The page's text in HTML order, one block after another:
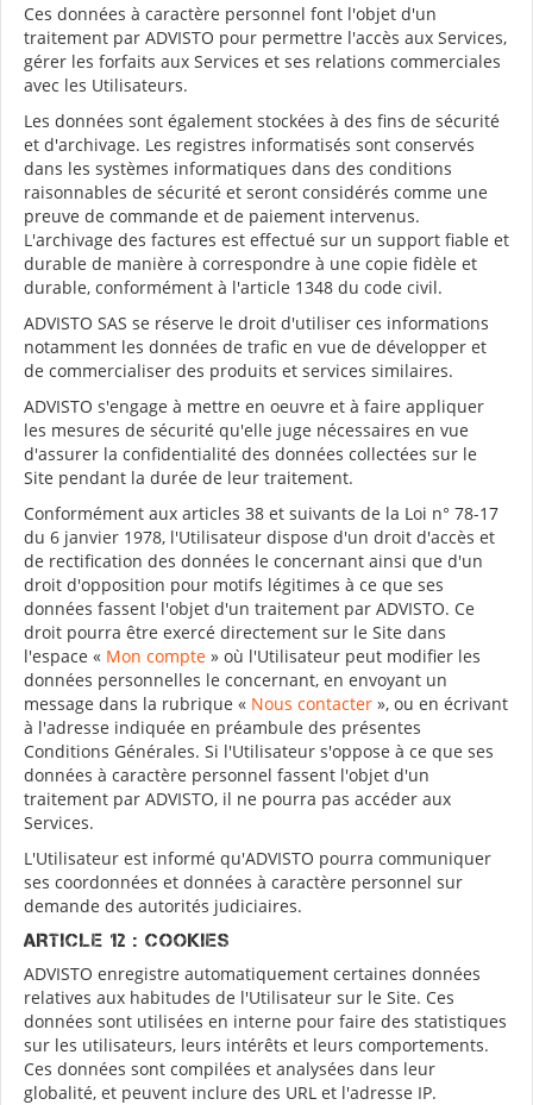
Ces données à caractère personnel font l'objet d'un
traitement par ADVISTO pour permettre l'accès aux Services,
gérer les forfaits aux Services et ses relations commerciales
avec les Utilisateurs.
Les données sont également stockées à des fins de sécurité
et d'archivage. Les registres informatisés sont conservés
dans les systèmes informatiques dans des conditions
raisonnables de sécurité et seront considérés comme une
preuve de commande et de paiement intervenus.
L'archivage des factures est effectué sur un support fiable et
durable de manière à correspondre à une copie fidèle et
durable, conformément à l'article 1348 du code civil.
ADVISTO SAS se réserve le droit d'utiliser ces informations
notamment les données de trafic en vue de développer et
de commercialiser des produits et services similaires.
ADVISTO s'engage à mettre en oeuvre et à faire appliquer
les mesures de sécurité qu'elle juge nécessaires en vue
d'assurer la confidentialité des données collectées sur le
Site pendant la durée de leur traitement.
Conformément aux articles 38 et suivants de la Loi n° 78-17
du 6 janvier 1978, l'Utilisateur dispose d'un droit d'accès et
de rectification des données le concernant ainsi que d'un
droit d'opposition pour motifs légitimes à ce que ses
données fassent l'objet d'un traitement par ADVISTO. Ce
droit pourra être exercé directement sur le Site dans
l'espace « Mon compte » où l'Utilisateur peut modifier les
données personnelles le concernant, en envoyant un
message dans la rubrique « Nous contacter », ou en écrivant
à l'adresse indiquée en préambule des présentes
Conditions Générales. Si l'Utilisateur s'oppose à ce que ses
données à caractère personnel fassent l'objet d'un
traitement par ADVISTO, il ne pourra pas accéder aux
Services.
L'Utilisateur est informé qu'ADVISTO pourra communiquer
ses coordonnées et données à caractère personnel sur
demande des autorités judiciaires.
ARTICLE 12 : COOKIES
ADVISTO enregistre automatiquement certaines données
relatives aux habitudes de l'Utilisateur sur le Site. Ces
données sont utilisées en interne pour faire des statistiques
sur les utilisateurs, leurs intérêts et leurs comportements.
Ces données sont compilées et analysées dans leur
globalité, et peuvent inclure des URL et l'adresse IP.